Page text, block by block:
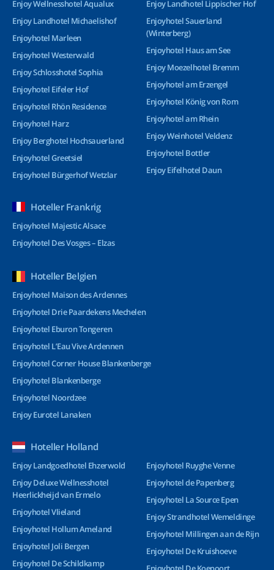
Enjoy Wellnesshotel Aqualux
Enjoy Landhotel Michaelishof
Enjoyhotel Marleen
Enjoyhotel Westerwald
Enjoy Schlosshotel Sophia
Enjoyhotel Eifeler Hof
Enjoyhotel Rhön Residence
Enjoyhotel Harz
Enjoy Berghotel Hochsauerland
Enjoyhotel Greetsiel
Enjoyhotel Bürgerhof Wetzlar
Enjoy Landhotel Lippischer Hof
Enjoyhotel Sauerland
(Winterberg)
Enjoyhotel Haus am See
Enjoy Moezelhotel Bremm
Enjoyhotel am Erzengel
Enjoyhotel König von Rom
Enjoyhotel am Rhein
Enjoy Weinhotel Veldenz
Enjoyhotel Bottler
Enjoy Eifelhotel Daun
Hoteller Frankrig
Enjoyhotel Majestic Alsace
Enjoyhotel Des Vosges – Elzas
Hoteller Belgien
Enjoyhotel Maison des Ardennes
Enjoyhotel Drie Paardekens Mechelen
Enjoyhotel Eburon Tongeren
Enjoyhotel L’Eau Vive Ardennen
Enjoyhotel Corner House Blankenberge
Enjoyhotel Blankenberge
Enjoyhotel Noordzee
Enjoy Eurotel Lanaken
Hoteller Holland
Enjoy Landgoedhotel Ehzerwold
Enjoy Deluxe Wellnesshotel
Heerlickheijd van Ermelo
Enjoyhotel Vlieland
Enjoyhotel Hollum Ameland
Enjoyhotel Joli Bergen
Enjoyhotel De Schildkamp
Enjoyhotel Ruyghe Venne
Enjoyhotel de Papenberg
Enjoyhotel La Source Epen
Enjoy Strandhotel Wemeldinge
Enjoyhotel Millingen aan de Rijn
Enjoyhotel De Kruishoeve